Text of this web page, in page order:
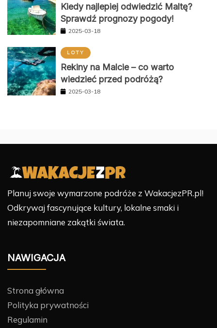
Kiedy najlepiej odwiedzić Maltę?
Sprawdź prognozy pogody!
2025-03-18
LOTY
Rekiny na Malcie – co warto
wiedzieć przed podróżą?
2025-03-18
Planuj swoje wymarzone podróże z WakacjezPR.pl!
Odkrywaj fascynujące kultury, lokalne smaki i
niezapomniane zakątki świata.
NAWIGACJA
Strona główna
Polityka prywatności
Regulamin